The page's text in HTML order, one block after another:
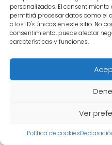
personalizados. El
permitirá procesar datos como el
o los ID's únicos en este sitio. No
consentimiento, puede afectar
características y funciones.
Ver
Política de cookies
salud de
regularmente
Lagranolaes un
actualidad,
una opción saludable
conocer cuál es su
al consumirla